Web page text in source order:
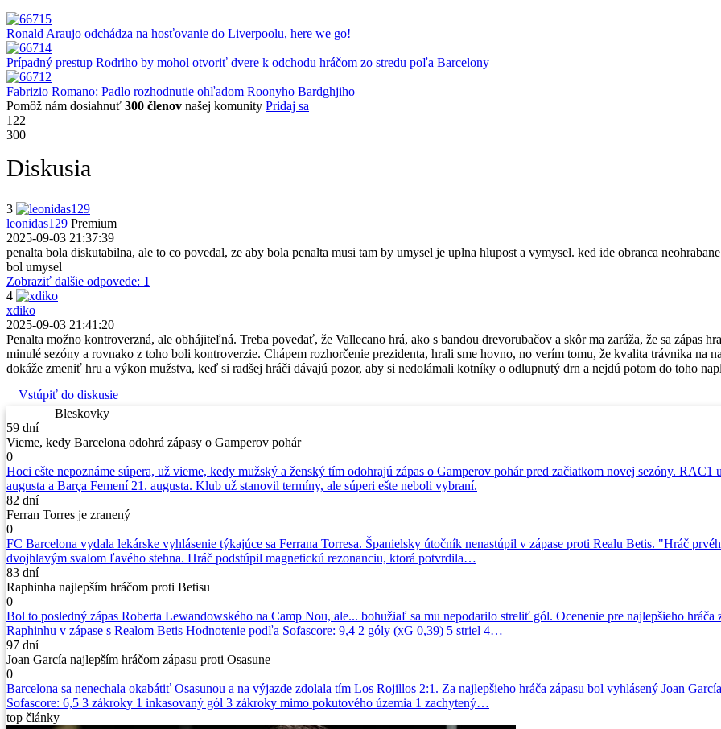
Ronald Araujo odchádza na hosťovanie do Liverpoolu, here we go!
Prípadný prestup Rodriho by mohol otvoriť dvere k odchodu hráčom zo stredu poľa Barcelony
Fabrizio Romano: Padlo rozhodnutie ohľadom Roonyho Bardghjiho
Pomôž nám dosiahnuť 300 členov našej komunity Pridaj sa
122
300
Diskusia
3
leonidas129 Premium
2025-09-03 21:37:39
penalta bola diskutabilna, ale to co povedal, ze aby bola penalta musi tam by umysel je uplna hlupost a vymysel. ked ide obranca
bol umysel
Zobraziť dalšie odpovede: 1
4
xdiko
2025-09-03 21:41:20
Penalta možno kontroverzná, ale obhájiteľná. Treba povedať, že Vallecano hrá, ako s bandou drevorubačov a skôr ma zaráža, že sa zápas
minulé sezóny a rovnako z toho boli kontroverzie. Chápem rozhorčenie prezidenta, hrali sme hovno, no verím tomu, že kvalita trávnika na
dokáže zmeniť hru a výkon mužstva, keď si radšej hráči dávajú pozor, aby si nedolámali kotníky o odlupnutý drn a nejdú potom do toho
Vstúpiť do diskusie
Bleskovky
59 dní
Vieme, kedy Barcelona odohrá zápasy o Gamperov pohár
0
Hoci ešte nepoznáme súpera, už vieme, kedy mužský a ženský tím odohrajú zápas o Gamperov pohár pred začiatkom novej sezóny.
augusta a Barça Femení 21. augusta. Klub už stanovil termíny, ale súperi ešte neboli vybraní.
82 dní
Ferran Torres je zranený
0
FC Barcelona vydala lekárske vyhlásenie týkajúce sa Ferrana Torresa. Španielsky útočník nenastúpil v zápase proti Realu Betis. "Hráč
dvojhlavým svalom ľavého stehna. Hráč podstúpil magnetickú rezonanciu, ktorá potvrdila…
83 dní
Raphinha najlepším hráčom proti Betisu
0
Bol to posledný zápas Roberta Lewandowského na Camp Nou, ale... bohužiaľ sa mu nepodarilo streliť gól. Ocenenie pre najlepšieho
Raphinhu v zápase s Realom Betis Hodnotenie podľa Sofascore: 9,4 2 góly (xG 0,39) 5 striel 4…
97 dní
Joan García najlepším hráčom zápasu proti Osasune
0
Barcelona sa nenechala okabátiť Osasunou a na výjazde zdolala tím Los Rojillos 2:1. Za najlepšieho hráča zápasu bol vyhlásený Joan
Sofascore: 6,5 3 zákroky 1 inkasovaný gól 3 zákroky mimo pokutového územia 1 zachytený…
top články